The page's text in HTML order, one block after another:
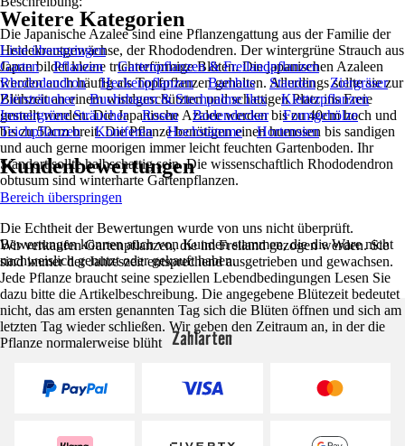
Die Japanische Azalee sind eine Pflanzengattung aus der Familie der
Heidekrautgewächse, der Rhododendren. Der wintergrüne Strauch aus
Japan bildet kleine trichterförmige Blüten. Die japanischen Azaleen
werden auch häufig als Topfpflanzen gehalten. Allerdings sollte sie zur
Blühzeit an einem windgeschützten und schattigen Platz ins Freie
gestellt werden. Die Japanische Azalee werden bis zu 40cm hoch und
bis zu 50cm breit. Die Pflanze benötigen einen humosen bis sandigen
und auch gerne moorigen immer leicht feuchten Gartenboden. Ihr
Standort sollte halbschattig sein. Die wissenschaftlich Rhododendron
obtusum sind winterharte Gartenpflanzen.
Wir verkaufen Gartenpflanzen, die im Freiland gezogen werden. Sie
sind immer der Jahreszeit entsprechend ausgetrieben und gewachsen.
Jede Pflanze braucht seine speziellen Lebendbedingungen Lesen Sie
dazu bitte die Artikelbeschreibung. Die angegebene Blütezeit bedeutet
nicht, das am ersten genannten Tag sich die Blüten öffnen und sich am
letzten Tag wieder schließen. Wir geben den Zeitraum an, in der die
Pflanze normalerweise blüht
Weitere Kategorien
Liste überspringen
Garten
Pflanzen
Gartenpflanzen & Freilandpflanzen
Rhododendron
Heckenpflanzen Bambus Stauden
Ziergräser
Ziersträucher
Buchsbaum & Stechpalme Ilex
Kletterpflanzen
Immergrüne Sträucher
Rosen Bodendecker
Formgehölze
Teichpflanzen
Koniferen Hochstämme Hortensien
Kundenbewertungen
Bereich überspringen
Die Echtheit der Bewertungen wurde von uns nicht überprüft.
Bewertungen können auch von Kunden stammen, die die Ware nicht
nachweislich genutzt oder gekauft haben.
Zahlarten